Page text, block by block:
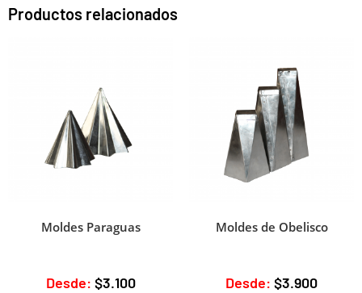
Productos relacionados
Moldes Paraguas
Desde: $3.100
Moldes de Obelisco
Desde: $3.900